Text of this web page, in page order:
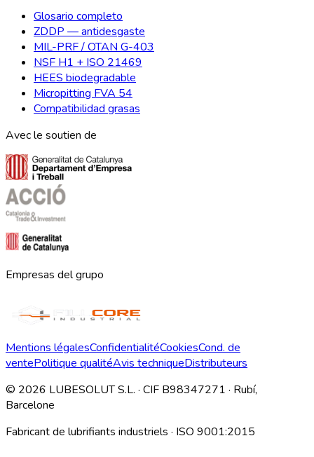
Glosario completo
ZDDP — antidesgaste
MIL-PRF / OTAN G-403
NSF H1 + ISO 21469
HEES biodegradable
Micropitting FVA 54
Compatibilidad grasas
Avec le soutien de
Empresas del grupo
Mentions légalesConfidentialitéCookiesCond. de
ventePolitique qualitéAvis techniqueDistributeurs
© 2026 LUBESOLUT S.L. · CIF B98347271 · Rubí,
Barcelone
Fabricant de lubrifiants industriels · ISO 9001:2015